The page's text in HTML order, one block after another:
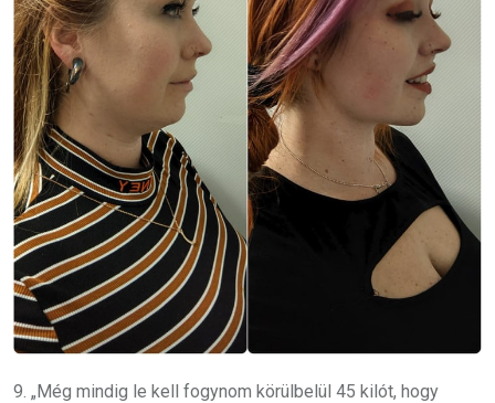
9. „Még mindig le kell fogynom körülbelül 45 kilót, hogy